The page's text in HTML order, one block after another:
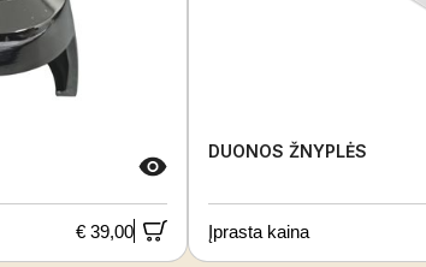
€ 39,00
DUONOS ŽNYPLĖS
Įprasta kaina